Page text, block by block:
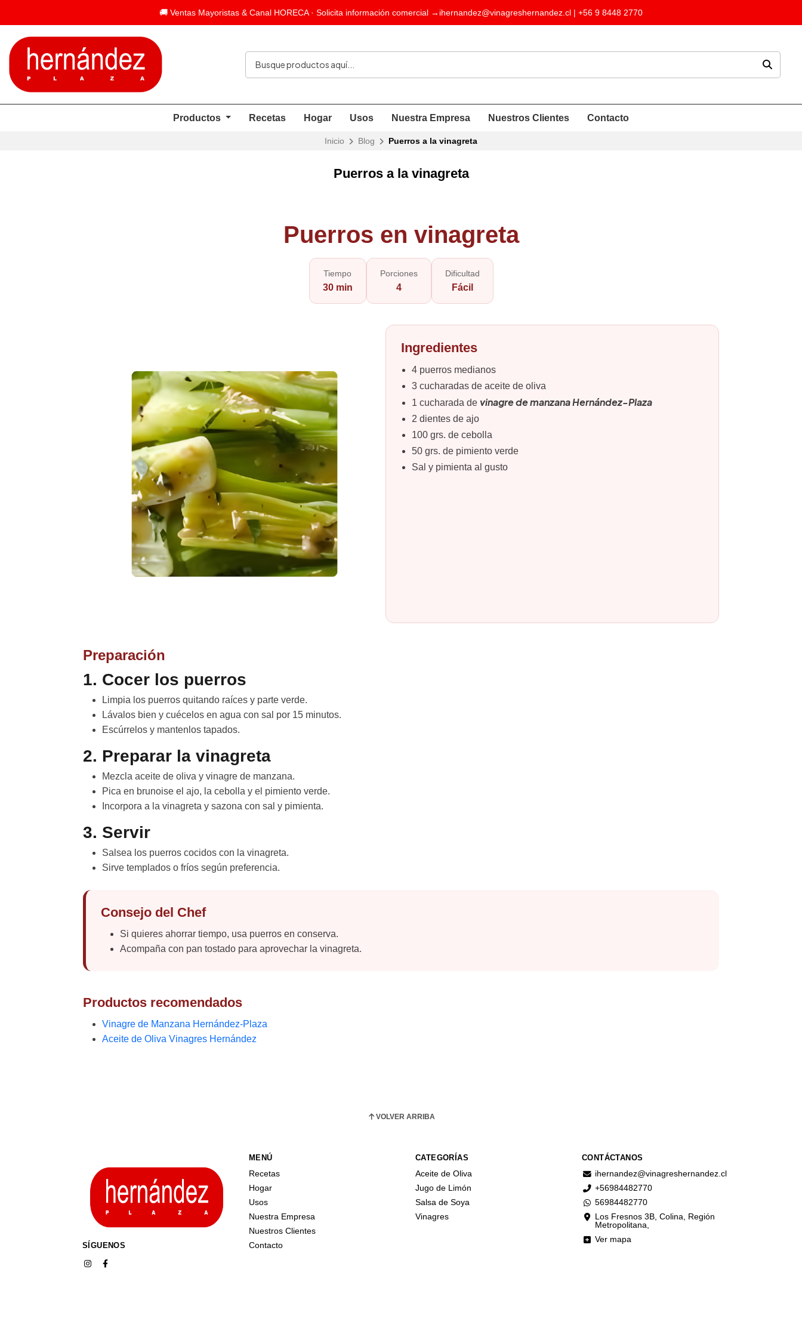
🚚 Ventas Mayoristas & Canal HORECA · Solicita información comercial → ihernandez@vinagreshernandez.cl | +56 9 8448 2770
Productos Recetas Hogar Usos Nuestra Empresa Nuestros Clientes Contacto
Inicio Blog Puerros a la vinagreta
Puerros a la vinagreta
Puerros en vinagreta
Tiempo
30 min
Porciones
4
Dificultad
Fácil
Ingredientes
4 puerros medianos
3 cucharadas de aceite de oliva
1 cucharada de vinagre de manzana Hernández-Plaza
2 dientes de ajo
100 grs. de cebolla
50 grs. de pimiento verde
Sal y pimienta al gusto
Preparación
1. Cocer los puerros
Limpia los puerros quitando raíces y parte verde.
Lávalos bien y cuécelos en agua con sal por 15 minutos.
Escúrrelos y mantenlos tapados.
2. Preparar la vinagreta
Mezcla aceite de oliva y vinagre de manzana.
Pica en brunoise el ajo, la cebolla y el pimiento verde.
Incorpora a la vinagreta y sazona con sal y pimienta.
3. Servir
Salsea los puerros cocidos con la vinagreta.
Sirve templados o fríos según preferencia.
Consejo del Chef
Si quieres ahorrar tiempo, usa puerros en conserva.
Acompaña con pan tostado para aprovechar la vinagreta.
Productos recomendados
Vinagre de Manzana Hernández-Plaza
Aceite de Oliva Vinagres Hernández
VOLVER ARRIBA
SÍGUENOS
MENÚ
Recetas
Hogar
Usos
Nuestra Empresa
Nuestros Clientes
Contacto
CATEGORÍAS
Aceite de Oliva
Jugo de Limón
Salsa de Soya
Vinagres
CONTÁCTANOS
ihernandez@vinagreshernandez.cl
+56984482770
56984482770
Los Fresnos 3B, Colina, Región
Metropolitana,
Ver mapa